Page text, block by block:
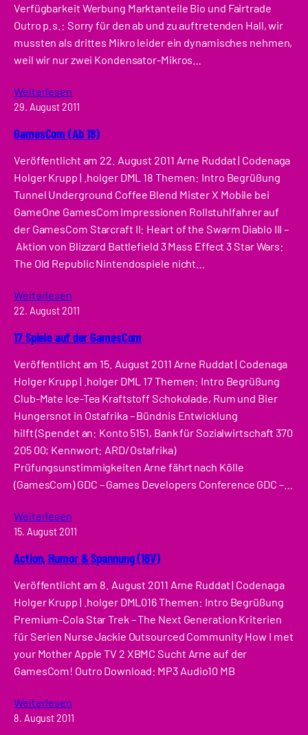
Verfügbarkeit Werbung Marktanteile Bio und Fairtrade
Outro p.s.: Sorry für den ab und zu auftretenden Hall, wir
mussten als drittes Mikro leider ein dynamisches nehmen,
weil wir nur zwei Kondensator-Mikros…
Weiterlesen
29. August 2011
GamesCom (Ab 18)
Veröffentlicht am 22. August 2011 Arne Ruddat | Codenaga
Holger Krupp | .holger DML 18 Themen: Intro Begrüßung
Tunnel Underground Coffee Blend Mister X Mobile bei
GameOne GamesCom Impressionen Rollstuhlfahrer auf
der GamesCom Starcraft II: Heart of the Swarm Diablo III –
Aktion von Blizzard Battlefield 3 Mass Effect 3 Star Wars:
The Old Republic Nintendospiele nicht…
Weiterlesen
22. August 2011
17 Spiele auf der GamesCom
Veröffentlicht am 15. August 2011 Arne Ruddat | Codenaga
Holger Krupp | .holger DML 17 Themen: Intro Begrüßung
Club-Mate Ice-Tea Kraftstoff Schokolade, Rum und Bier
Hungersnot in Ostafrika – Bündnis Entwicklung
hilft (Spendet an: Konto 5151, Bank für Sozialwirtschaft 370
205 00; Kennwort: ARD/Ostafrika)
Prüfungsunstimmigkeiten Arne fährt nach Kölle
(GamesCom) GDC – Games Developers Conference GDC –…
Weiterlesen
15. August 2011
Action, Humor & Spannung (16V)
Veröffentlicht am 8. August 2011 Arne Ruddat | Codenaga
Holger Krupp | .holger DML016 Themen: Intro Begrüßung
Premium-Cola Star Trek – The Next Generation Kriterien
für Serien Nurse Jackie Outsourced Community How I met
your Mother Apple TV 2 XBMC Sucht Arne auf der
GamesCom! Outro Download: MP3 Audio10 MB
Weiterlesen
8. August 2011